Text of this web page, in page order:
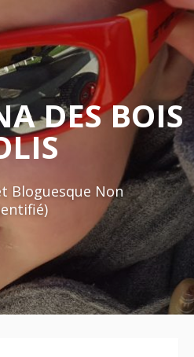
DES BOIS
Bloguesque Non